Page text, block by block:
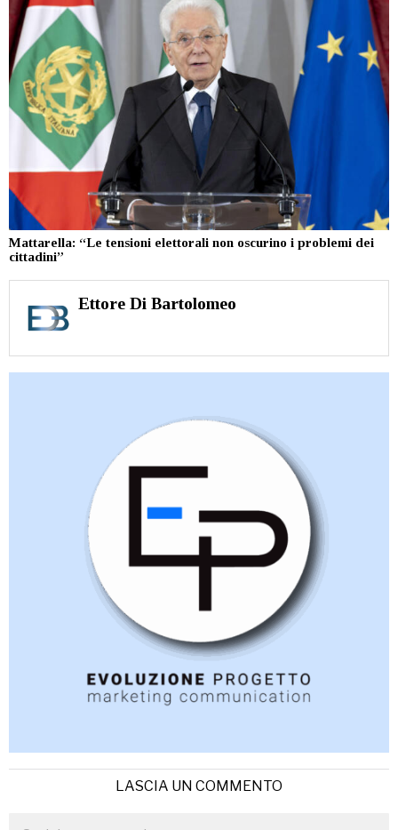
Mattarella: “Le tensioni elettorali non oscurino i problemi dei
cittadini”
Ettore Di Bartolomeo
LASCIA UN COMMENTO